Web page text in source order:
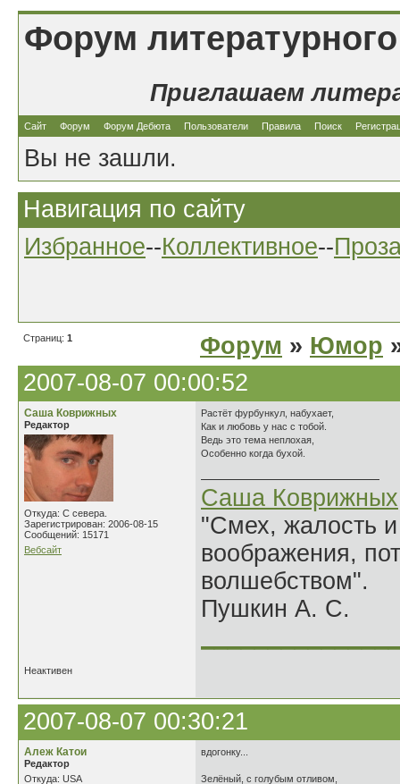
Форум
Приглашаем
Сайт Форум Форум Дебюта Пользователи Правила Поиск
Вы не зашли.
Навигация по сайту
Избранное--Коллективное--
Страниц: 1 Форум » Юмор
2007-08-07 00:00:52
Саша Коврижных
Редактор
Откуда: С севера.
Зарегистрирован: 2006-08-15
Сообщений: 15171
Вебсайт
Растёт фурбункул, набухает,
Как и любовь у нас с тобой.
Ведь это тема неплохая,
Особенно когда бухой.
Саша Коврижных
"Смех, жалость
воображения,
волшебством".
Пушкин А. С.
Неактивен
2007-08-07 00:30:21
Алеж Катои
Редактор
Откуда: USA
вдогонку...
Зелёный, с голубым отливом,